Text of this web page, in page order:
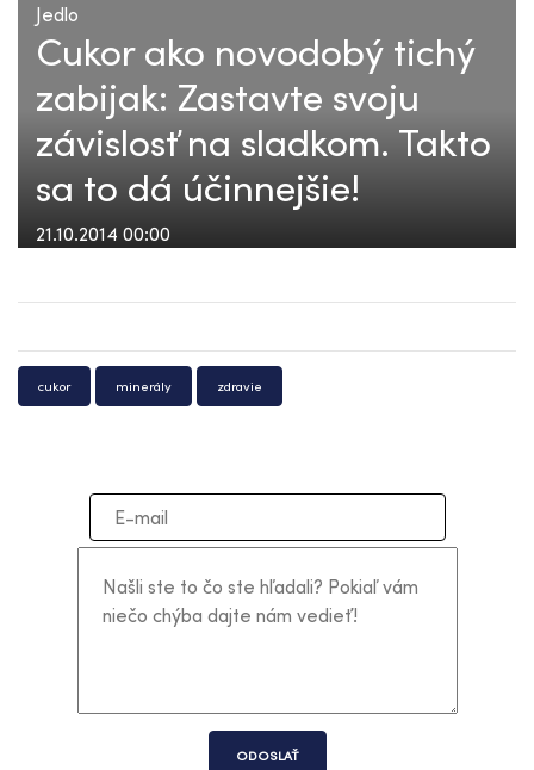
Jedlo
Cukor ako novodobý tichý
zabijak: Zastavte svoju
závislosť na sladkom. Takto
sa to dá účinnejšie!
21.10.2014 00:00
cukor minerály zdravie
ODOSLAŤ